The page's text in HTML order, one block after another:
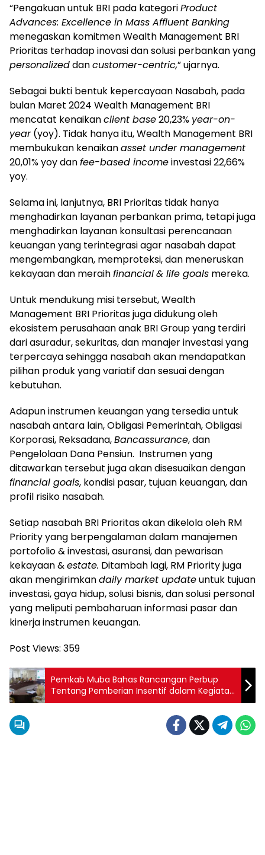
“Pengakuan untuk BRI pada kategoriProduct
Advances: Excellence in Mass Affluent Banking
menegaskan komitmen Wealth Management BRI
Prioritas terhadap inovasi dan solusi perbankan yang
personalizeddancustomer-centric,” ujarnya.
Sebagai bukti bentuk kepercayaan Nasabah, pada
bulan Maret 2024 Wealth Management BRI
mencatat kenaikanclient base20,23% year-on-
year(yoy). Tidak hanya itu, Wealth Management BRI
membukukan kenaikanasset under management
20,01% yoy danfee-based incomeinvestasi 22,66%
yoy.
Selama ini, lanjutnya, BRI Prioritas tidak hanya
menghadirkan layanan perbankan prima, tetapi juga
menghadirkan layanan konsultasi perencanaan
keuangan yang terintegrasi agar nasabah dapat
mengembangkan, memproteksi, dan meneruskan
kekayaan dan meraihfinancial& life goals mereka.
Untuk mendukung misi tersebut, Wealth
Management BRI Prioritas juga didukung oleh
ekosistem perusahaan anak BRI Group yang terdiri
dari asuradur, sekuritas, dan manajer investasi yang
terpercaya sehingga nasabah akan mendapatkan
pilihan produk yang variatif dan sesuai dengan
kebutuhan.
Adapun instrumen keuangan yang tersedia untuk
nasabah antara lain, Obligasi Pemerintah, Obligasi
Korporasi, Reksadana,Bancassurance, dan
Pengelolaan Dana Pensiun. Instrumen yang
ditawarkan tersebut juga akan disesuaikan dengan
financial goals, kondisi pasar, tujuan keuangan, dan
profil risiko nasabah.
Setiap nasabah BRI Prioritas akan dikelola oleh RM
Priority yang berpengalaman dalam manajemen
portofolio & investasi, asuransi, dan pewarisan
kekayaan &estate. Ditambah lagi, RM Priority juga
akan mengirimkandaily market updateuntuk tujuan
investasi, gaya hidup, solusi bisnis, dan solusi personal
yang meliputi pembaharuan informasi pasar dan
kinerja instrumen keuangan.
Post Views: 359
Pemkab Muba Bahas Rancangan Perbup
Tentang Pemberian Insentif dalam Kegiatan
PLTB